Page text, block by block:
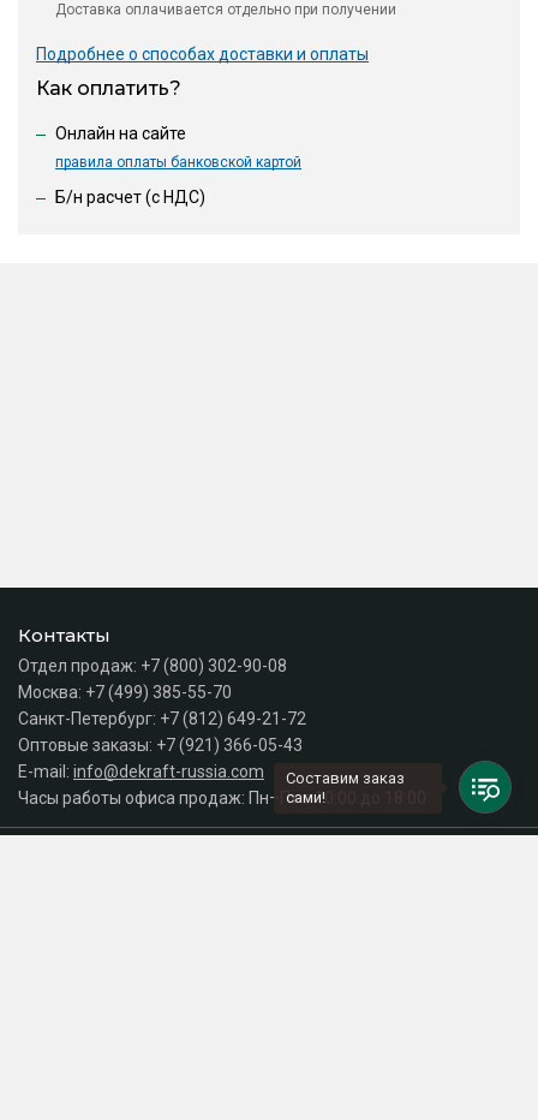
Доставка оплачивается отдельно при получении
Подробнее о способах доставки и оплаты
Как оплатить?
Онлайн на сайте
правила оплаты банковской картой
Б/н расчет (c НДС)
Контакты
Отдел продаж: +7 (800) 302-90-08
Москва: +7 (499) 385-55-70
Санкт-Петербург: +7 (812) 649-21-72
Оптовые заказы: +7 (921) 366-05-43
E-mail: info@dekraft-russia.com
Часы работы офиса продаж: Пн–Пт с 10:00 до 18:00
Составим заказ
сами!